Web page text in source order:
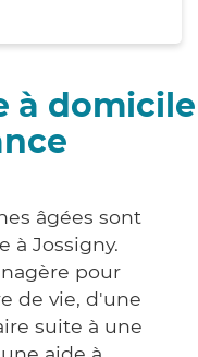
à domicile
âgées sont
à Jossigny.
pour
de vie, d'une
suite à une